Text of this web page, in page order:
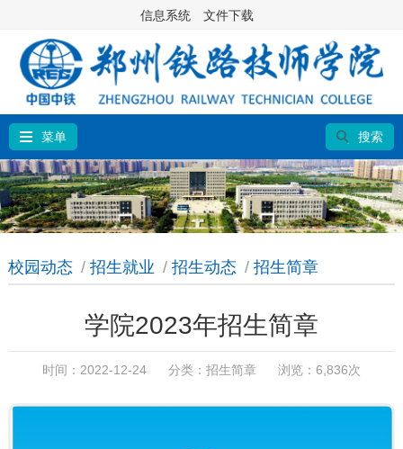
信息系统 文件下载
菜单 搜索
校园动态 / 招生就业 / 招生动态 / 招生简章
学院2023年招生简章
时间：2022-12-24 分类： 招生简章浏览：6,836次